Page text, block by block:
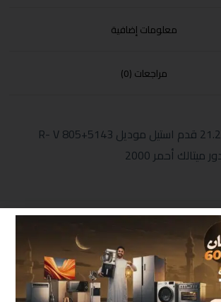
معلومات إضافية
مراجعات (0)
ثلاجة هيتاشى 21.20 قدم استيل موديل R- V 805+5143
أحمر 2000